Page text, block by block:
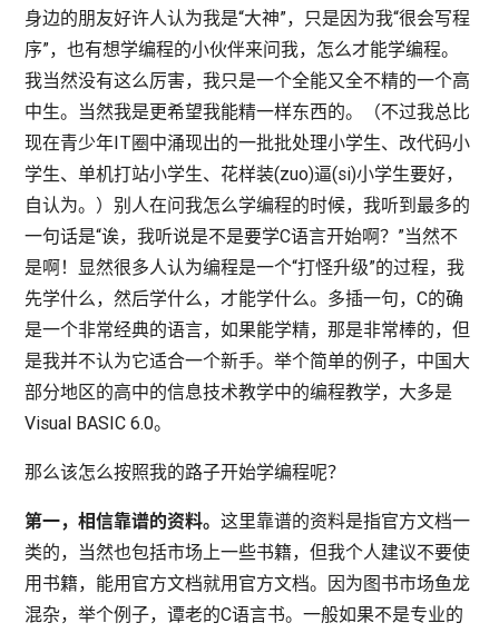
身边的朋友好许人认为我是“大神”，只是因为我“很会写程
序”，也有想学编程的小伙伴来问我，怎么才能学编程。
我当然没有这么厉害，我只是一个全能又全不精的一个高
中生。当然我是更希望我能精一样东西的。（不过我总比
现在青少年IT圈中涌现出的一批批处理小学生、改代码小
学生、单机打站小学生、花样装(zuo)逼(si)小学生要好，
自认为。）别人在问我怎么学编程的时候，我听到最多的
一句话是“诶，我听说是不是要学C语言开始啊？”当然不
是啊！显然很多人认为编程是一个“打怪升级”的过程，我
先学什么，然后学什么，才能学什么。多插一句，C的确
是一个非常经典的语言，如果能学精，那是非常棒的，但
是我并不认为它适合一个新手。举个简单的例子，中国大
部分地区的高中的信息技术教学中的编程教学，大多是
Visual BASIC 6.0。
那么该怎么按照我的路子开始学编程呢？
第一，相信靠谱的资料。这里靠谱的资料是指官方文档一
类的，当然也包括市场上一些书籍，但我个人建议不要使
用书籍，能用官方文档就用官方文档。因为图书市场鱼龙
混杂，举个例子，谭老的C语言书。一般如果不是专业的